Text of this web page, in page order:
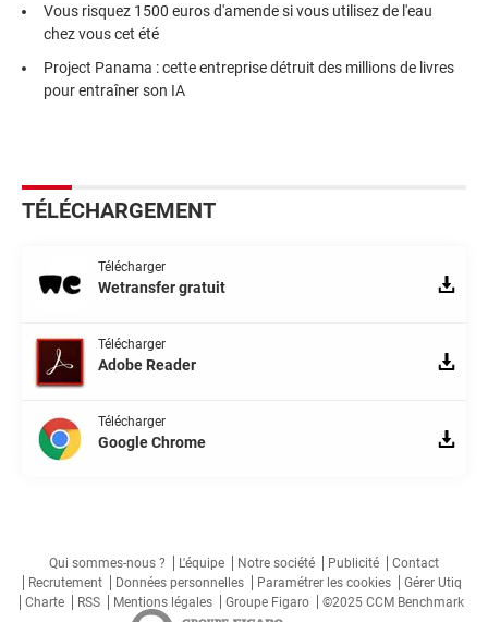
Vous risquez 1500 euros d'amende si vous utilisez de l'eau
chez vous cet été
Project Panama : cette entreprise détruit des millions de livres
pour entraîner son IA
TÉLÉCHARGEMENT
Télécharger
Wetransfer gratuit
Télécharger
Adobe Reader
Télécharger
Google Chrome
Qui sommes-nous ? L'équipe Notre société Publicité
Contact
Recrutement
Données personnelles Paramétrer les cookies
Gérer Utiq
Charte
RSS Mentions légales Groupe Figaro ©2025 CCM Benchmark